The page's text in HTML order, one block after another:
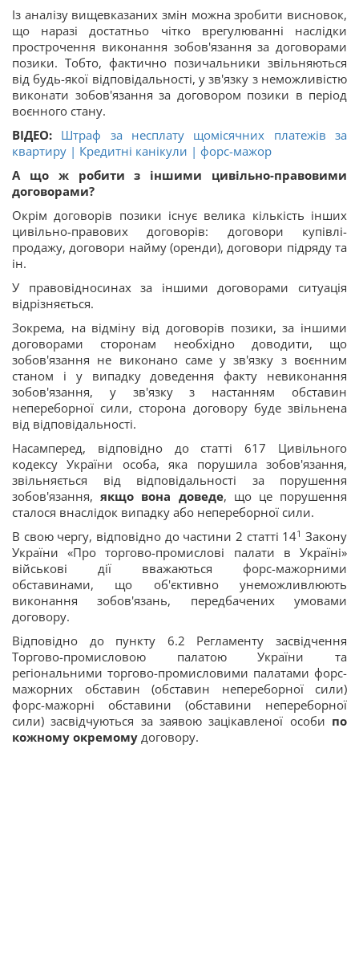
Із аналізу вищевказаних змін можна зробити висновок,
що наразі достатньо чітко врегулюванні наслідки
прострочення виконання зобов'язання за договорами
позики. Тобто, фактично позичальники звільняються
від будь-якої відповідальності, у зв'язку з неможливістю
виконати зобов'язання за договором позики в період
воєнного стану.
ВІДЕО: Штраф за несплату щомісячних платежів за
квартиру | Кредитні канікули | форс-мажор
А що ж робити з іншими цивільно-правовими
договорами?
Окрім договорів позики існує велика кількість інших
цивільно-правових договорів: договори купівлі-
продажу, договори найму (оренди), договори підряду та
ін.
У правовідносинах за іншими договорами ситуація
відрізняється.
Зокрема, на відміну від договорів позики, за іншими
договорами сторонам необхідно доводити, що
зобов'язання не виконано саме у зв'язку з воєнним
станом і у випадку доведення факту невиконання
зобов'язання, у зв'язку з настанням обставин
непереборної сили, сторона договору буде звільнена
від відповідальності.
Насамперед, відповідно до статті 617 Цивільного
кодексу України особа, яка порушила зобов'язання,
звільняється від відповідальності за порушення
зобов'язання,якщо вона доведе, що це порушення
сталося внаслідок випадку або непереборної сили.
В свою чергу, відповідно до частини 2 статті 141 Закону
України «Про торгово-промислові палати в Україні»
військові дії вважаються форс-мажорними
обставинами, що об'єктивно унеможливлюють
виконання зобов'язань, передбачених умовами
договору.
Відповідно до пункту 6.2 Регламенту засвідчення
Торгово-промисловою палатою України та
регіональними торгово-промисловими палатами форс-
мажорних обставин (обставин непереборної сили)
форс-мажорні обставини (обставини непереборної
сили) засвідчуються за заявою зацікавленої особи по
кожному окремому договору.